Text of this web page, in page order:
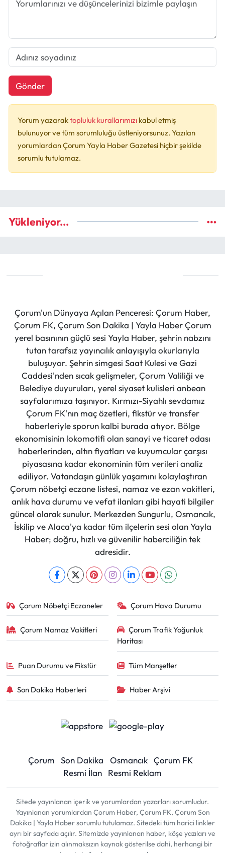
Gönder
Yorum yazaraktopluluk kurallarımızı kabul etmiş
bulunuyor ve tüm sorumluluğu üstleniyorsunuz. Yazılan
yorumlardan Çorum Yayla Haber Gazetesi hiçbir şekilde
sorumlu tutulamaz.
Yükleniyor...
Çorum'un Dünyaya Açılan Penceresi: Çorum Haber,
Çorum FK, Çorum Son Dakika | Yayla Haber Çorum
yerel basınının güçlü sesi Yayla Haber, şehrin nabzını
tutan tarafsız yayıncılık anlayışıyla okurlarıyla
buluşuyor. Şehrin simgesi Saat Kulesi ve Gazi
Caddesi'nden sıcak gelişmeler, Çorum Valiliği ve
Belediye duyuruları, yerel siyaset kulisleri anbean
sayfalarımıza taşınıyor. Kırmızı-Siyahlı sevdamız
Çorum FK'nın maç özetleri, fikstür ve transfer
haberleriyle sporun kalbi burada atıyor. Bölge
ekonomisinin lokomotifi olan sanayi ve ticaret odası
haberlerinden, altın fiyatları ve kuyumcular çarşısı
piyasasına kadar ekonominin tüm verileri analiz
ediliyor. Vatandaşın günlük yaşamını kolaylaştıran
Çorum nöbetçi eczane listesi, namaz ve ezan vakitleri,
anlık hava durumu ve vefat ilanları gibi hayati bilgiler
güncel olarak sunulur. Merkezden Sungurlu, Osmancık,
İskilip ve Alaca'ya kadar tüm ilçelerin sesi olan Yayla
Haber; doğru, hızlı ve güvenilir haberciliğin tek
adresidir.
Çorum Nöbetçi Eczaneler Çorum Hava Durumu
Çorum Namaz Vakitleri
Çorum Trafik Yoğunluk
Haritası
Puan Durumu ve Fikstür Tüm Manşetler
Son Dakika Haberleri Haber Arşivi
Çorum Son Dakika Osmancık Çorum FK
Resmi İlan
Resmi Reklam
Sitede yayınlanan içerik ve yorumlardan yazarları sorumludur.
Yayınlanan yorumlardan Çorum Haber, Çorum FK, Çorum Son
Dakika | Yayla Haber sorumlu tutulamaz. Sitedeki tüm harici linkler
ayrı bir sayfada açılır. Sitemizde yayınlanan haber, köşe yazıları ve
fotoğraflar izin alınmaksızın kaynak gösterilse dahi, herhangi bir